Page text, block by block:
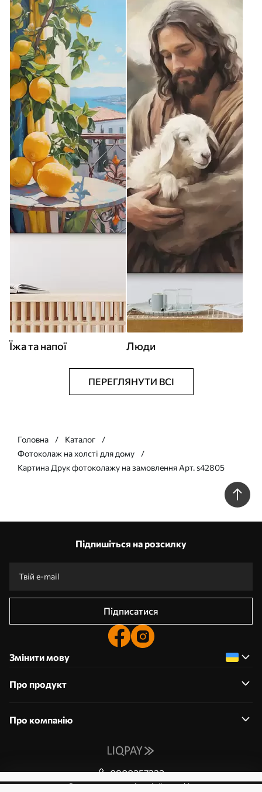
Їжа та напої Люди
ПЕРЕГЛЯНУТИ ВСІ
Головна
Каталог
Фотоколаж на холсті для дому
Картина Друк фотоколажу на замовлення Арт. s42805
Підпишіться на розсилку
Підписатися
Змінити мову
Про продукт
Про компанію
0800357223
Редагування дозволів на файли cookie